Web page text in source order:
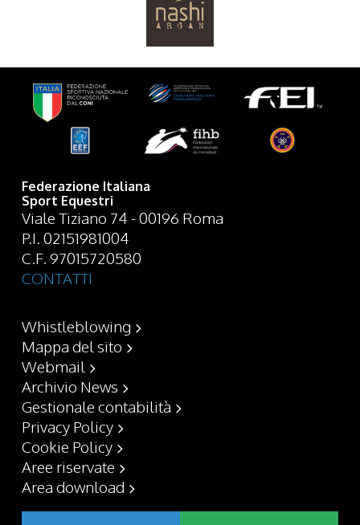
Federazione Italiana
Sport Equestri
Viale Tiziano 74 - 00196 Roma
P.I. 02151981004
C.F. 97015720580
CONTATTI
Whistleblowing
Mappa del sito
Webmail
Archivio News
Gestionale contabilità
Privacy Policy
Cookie Policy
Aree riservate
Area download